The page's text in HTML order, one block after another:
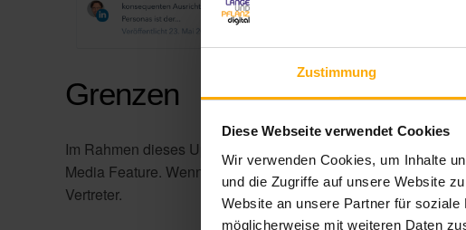
Zustimmung
Diese Webseite verwendet Cookies
Wir verwenden Cookies, um Inhalte
und die Zugriffe auf unsere Website
Website an unsere Partner für
möglicherweise mit weiteren Daten
Grenzen
Im Rahmen dieses Updates gelten ab dem 24. Juni 2019 die
Media Feature. Wenn Sie Fragen zu diesen Limits haben,
Vertreter.